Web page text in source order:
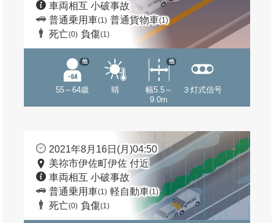
車両相互 小破事故
普通乗用車(1) 普通貨物車(1)
死亡(0) 負傷(1)
55～64歳
他
晴
幅5.5～
9.0m
他
３灯式信号
2021年8月16日(月)04:50
美祢市伊佐町伊佐 付近
車両相互 小破事故
普通乗用車(1) 軽自動車(1)
死亡(0) 負傷(1)